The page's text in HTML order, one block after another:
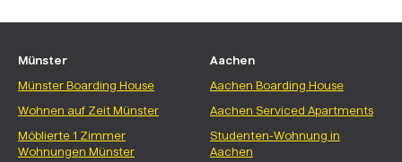
Münster
Münster Boarding House
Wohnen auf Zeit Münster
Möblierte 1 Zimmer
Wohnungen Münster
Aachen
Aachen Boarding House
Aachen Serviced Apartments
Studenten-Wohnung in
Aachen